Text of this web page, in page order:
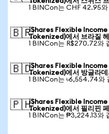
1 BINCon는 CHF 42.95와
🇧🇷iShares Flexible
Tokenized)에서 브라질
1 BINCon는 R$270.72와
🇧🇩iShares Flexible
Tokenized)에서 방글라데
1 BINCon는 ৳6,554.74와
🇵🇭iShares Flexible
Tokenized)에서 필리핀
1 BINCon는 ₱3,224.13와